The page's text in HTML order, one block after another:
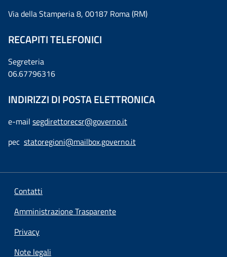
Via della Stamperia 8, 00187 Roma (RM)
RECAPITI TELEFONICI
Segreteria
06.67796316
INDIRIZZI DI POSTA ELETTRONICA
e-mail segdirettorecsr@governo.it
pec statoregioni@mailbox.governo.it
Contatti
Amministrazione Trasparente
Privacy
Note legali